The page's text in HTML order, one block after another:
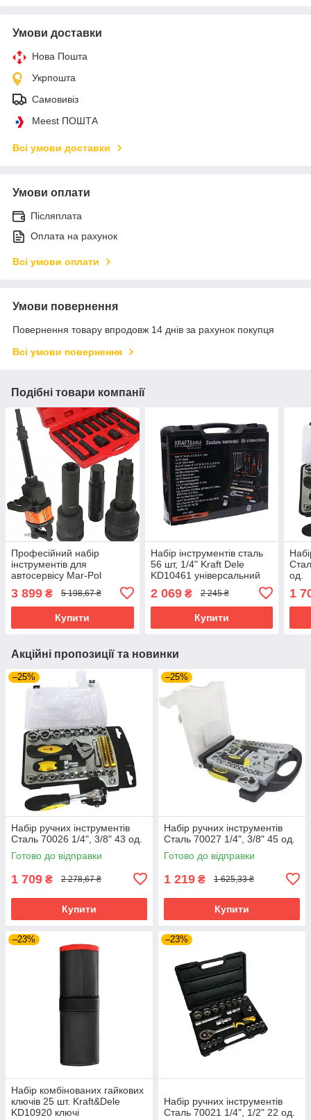
Умови доставки
Нова Пошта
Укрпошта
Самовивіз
Meest ПОШТА
Всі умови доставки
Умови оплати
Післяплата
Оплата на рахунок
Всі умови оплати
Умови повернення
Повернення товару впродовж 14 днів за рахунок покупця
Всі умови повернення
Подібні товари компанії
Професійний набір
інструментів для
автосервісу Mar-Pol
M58265, ударні головки та
біти 3/4" і 1".
3 899 ₴ 5 198,67 ₴
Купити
Набір інструментів сталь
56 шт, 1/4" Kraft Dele
KD10461 універсальний
2 069₴ 2 245 ₴
Купити
од.
1
Акційні пропозиції та новинки
–25%
Набір ручних інструментів
Сталь 70026 1/4", 3/8" 43 од.
Готово до відправки
1 709 ₴ 2 278,67 ₴
Купити
–25%
Набір ручних інструментів
Сталь 70027 1/4", 3/8" 45 од.
Готово до відправки
1 219 ₴ 1 625,33 ₴
Купити
–23%
Набір комбінованих гайкових
ключів 25 шт. Kraft&Dele
KD10920 ключі
–23%
Набір ручних інструментів
Сталь 70021 1/4", 1/2" 22 од.